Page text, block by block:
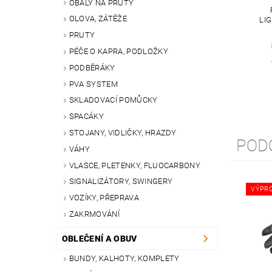
OBALY NA PRUTY
OLOVA, ZÁTĚŽE
PRUTY
PÉČE O KAPRA, PODLOŽKY
PODBĚRÁKY
PVA SYSTEM
SKLADOVACÍ POMŮCKY
SPACÁKY
STOJANY, VIDLIČKY, HRAZDY
VÁHY
VLASCE, PLETENKY, FLUOCARBONY
SIGNALIZÁTORY, SWINGERY
VOZÍKY, PŘEPRAVA
ZAKRMOVÁNÍ
OBLEČENÍ A OBUV
BUNDY, KALHOTY, KOMPLETY